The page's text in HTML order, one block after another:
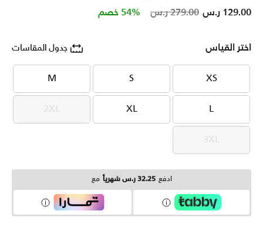
Price reduced from
279.00 ر.س to 129.00 ر.س 54% خصم
اختر القياس جدول المقاسات
XS
XS
S
S
M
M
L
L
XL
XL
2XL
2XL
3XL
3XL
ادفع 32.25 ر.س شهرياً مع